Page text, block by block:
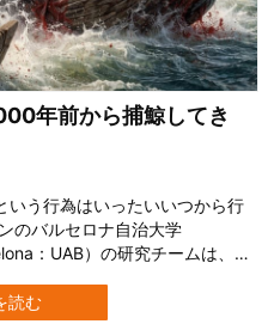
年前から捕鯨してき
いう行為はいったいいつから行
のバルセロナ自治大学
：UAB）の研究チームは、南
。 この研究は、捕鯨の起源を寒
読む